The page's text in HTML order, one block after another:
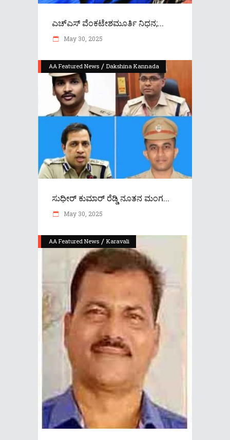
ಎಚ್​ಎಸ್​ ವೆಂಕಟೇಶಮೂರ್ತಿ ನಿಧನ;...
May 30, 2025
AA Featured News / Dakshina Kannada
ಸುಧೀರ್ ಕುಮಾರ್ ರೆಡ್ಡಿ ನೂತನ ಮಂಗ...
May 30, 2025
AA Featured News / Karavali